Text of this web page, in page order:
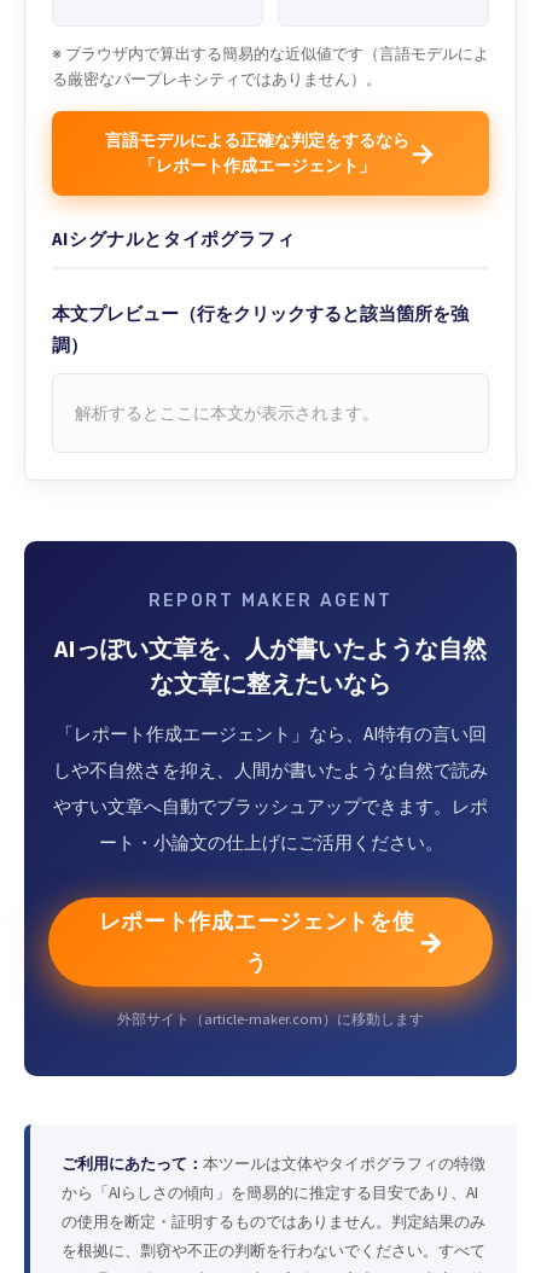
※ ブラウザ内で算出する簡易的な近似値です（言語モデルによ
る厳密なパープレキシティではありません）。
言語モデルによる正確な判定をするなら
「レポート作成エージェント」
→
AIシグナルとタイポグラフィ
本文プレビュー（行をクリックすると該当箇所を強
調）
解析するとここに本文が表示されます。
REPORT MAKER AGENT
AIっぽい文章を、人が書いたような自然
な文章に整えたいなら
「レポート作成エージェント」なら、AI特有の言い回
しや不自然さを抑え、人間が書いたような自然で読み
やすい文章へ自動でブラッシュアップできます。レポ
ート・小論文の仕上げにご活用ください。
レポート作成エージェントを使
う
→
外部サイト（article-maker.com）に移動します
ご利用にあたって： 本ツールは文体やタイポグラフィの特徴
から「AIらしさの傾向」を簡易的に推定する目安であり、AI
の使用を断定・証明するものではありません。判定結果のみ
を根拠に、剽窃や不正の判断を行わないでください。すべて